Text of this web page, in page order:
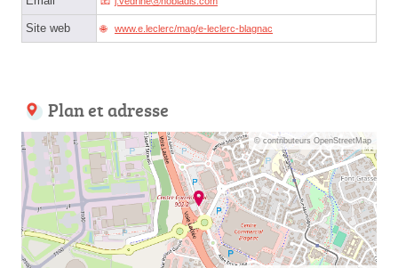
Site web www.e.leclerc/mag/e-leclerc-blagnac
Plan et adresse
© contributeurs OpenStreetMap